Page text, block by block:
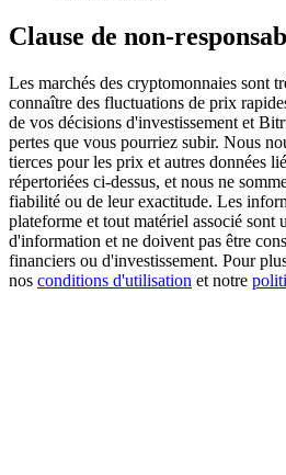
Precious Metals Trading Carnival
Trade Gold & Silver · 33,333
USDT New User Exclusive
USDT Flexible Staking | Daily
Clause de non-
Les marchés des cryptomonnaies sont
connaître des fluctuations de prix
de vos décisions d'investissement et
pertes que vous pourriez subir. Nous
tierces pour les prix et autres données
répertoriées ci-dessus, et nous ne
fiabilité ou de leur exactitude. Les
plateforme et tout matériel associé sont
d'information et ne doivent pas être
financiers ou d'investissement. Pour
nos conditions d'utilisation et notre